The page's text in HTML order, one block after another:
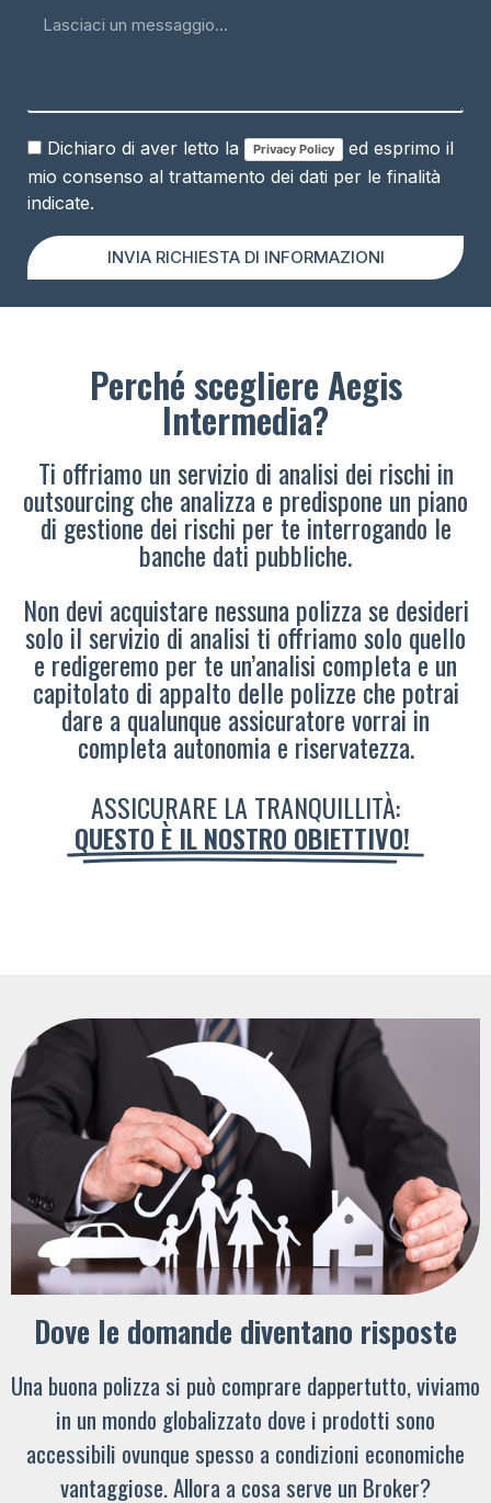
Dichiaro di aver letto la Privacy Policy
ed esprimo il
mio consenso al trattamento dei dati per le finalità
indicate.
INVIA RICHIESTA DI INFORMAZIONI
Perché scegliere Aegis
Intermedia?
Ti offriamo un servizio di analisi dei rischi in
outsourcing che analizza e predispone un piano
di gestione dei rischi per te interrogando le
banche dati pubbliche.
Non devi acquistare nessuna polizza se desideri
solo il servizio di analisi ti offriamo solo quello
e redigeremo per te un’analisi completa e un
capitolato di appalto delle polizze che potrai
dare a qualunque assicuratore vorrai in
completa autonomia e riservatezza.
ASSICURARE LA TRANQUILLITÀ:
QUESTO È IL NOSTRO OBIETTIVO!
Dove le domande diventano risposte
Una buona polizza si può comprare dappertutto, viviamo
in un mondo globalizzato dove i prodotti sono
accessibili ovunque spesso a condizioni economiche
vantaggiose. Allora a cosa serve un Broker?